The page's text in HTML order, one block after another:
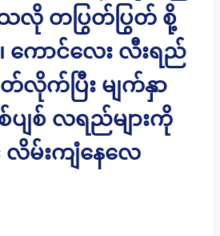
သလို တပြွတ်ပြွတ် စို့
ောင်လေး လီးရည်
လိုက်ပြီး မျက်နှာ
ျစ် လရည်များကို
မ်းကျံနေလေ